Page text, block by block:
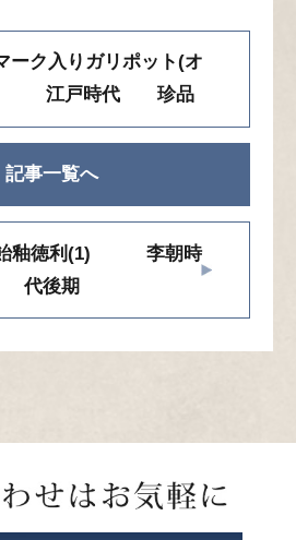
ーク入りガリポット(オ
) 江戸時代 珍品
記事一覧へ
飴釉徳利(1) 李朝時
代後期